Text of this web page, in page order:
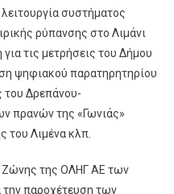
συστήματος
ρύπανσης στο Λιμάνι
τις μετρήσεις του Δήμου
ψηφιακού παρατηρητηρίου
του Δρεπάνου-
πρανών της «Γωνιάς»
του Λιμένα κλπ.
Ζώνης της ΟΛΗΓ ΑΕ των
παροχέτευση των